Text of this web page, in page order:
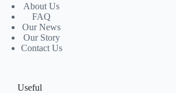
About Us
FAQ
Our News
Our Story
Contact Us
Useful